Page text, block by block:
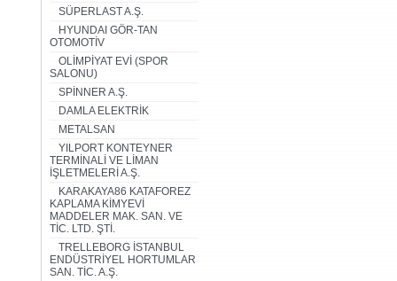
SÜPERLAST A.Ş.
HYUNDAI GÖR-TAN
OTOMOTİV
OLİMPİYAT EVİ (SPOR
SALONU)
SPİNNER A.Ş.
DAMLA ELEKTRİK
METALSAN
YILPORT KONTEYNER
TERMİNALİ VE LİMAN
İŞLETMELERİ A.Ş.
KARAKAYA86 KATAFOREZ
KAPLAMA KİMYEVİ
MADDELER MAK. SAN. VE
TİC. LTD. ŞTİ.
TRELLEBORG İSTANBUL
ENDÜSTRİYEL HORTUMLAR
SAN. TİC. A.Ş.